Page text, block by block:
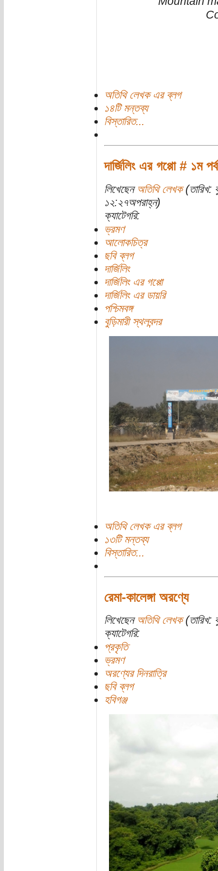
অতিথি লেখক এর ব্লগ
১৪টি মন্তব্য
বিস্তারিত...
দার্জিলিং এর গপ্পো # ১ম
লিখেছেন অতিথি লেখক(তারিখ:
১২:২৭অপরাহ্ন)
ক্যাটেগরি:
ভ্রমণ
আলোকচিত্র
ছবি ব্লগ
দার্জিলিং
দার্জিলিং এর গপ্পো
দার্জিলিং এর ডায়রি
পশ্চিমবঙ্গ
বুড়িমারী স্থলবন্দর
অতিথি লেখক এর ব্লগ
১৩টি মন্তব্য
বিস্তারিত...
রেমা-কালেঙ্গা অরণ্যে
লিখেছেন অতিথি লেখক(তারিখ:
ক্যাটেগরি:
প্রকৃতি
ভ্রমণ
অরণ্যের দিনরাত্রি
ছবি ব্লগ
হবিগঞ্জ